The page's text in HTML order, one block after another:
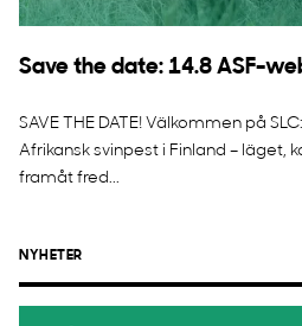
Save the date: 14.8 ASF-
SAVE THE DATE! Välkommen på
Afrikansk svinpest i Finland – läget,
framåt fred...
NYHETER